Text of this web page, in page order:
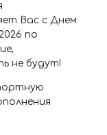
Вас с Днем
по
не будут!